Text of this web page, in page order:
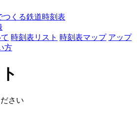
つくる鉄道時刻表
時刻表リスト 時刻表マップ アップ
方
さい